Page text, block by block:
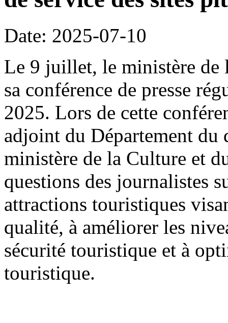
Date: 2025-07-10
Le 9 juillet, le ministère de
sa conférence de presse
2025. Lors de cette
adjoint du Département du
ministère de la Culture et
questions des journalistes
attractions touristiques
qualité, à améliorer les
sécurité touristique et à
touristique.